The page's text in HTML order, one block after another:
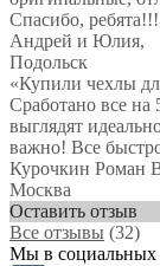
Спасибо,
Андрей и Юлия,
Подольск
«Купили чехлы
Сработано все на
выглядят
важно! Все
Курочкин Роман
Москва
Оставить отзыв
Все отзывы (32)
Мы в социальных